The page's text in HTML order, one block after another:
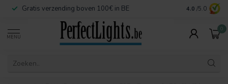
Gratis verzending boven 100€ in BE Veilige
4.0 /5.0
MENU
0